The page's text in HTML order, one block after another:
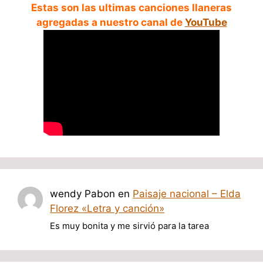
Estas son las ultimas canciones llaneras
agregadas a nuestro canal de YouTube
wendy Pabon en Paisaje nacional – Elda
Florez «Letra y canción»
Es muy bonita y me sirvió para la tarea